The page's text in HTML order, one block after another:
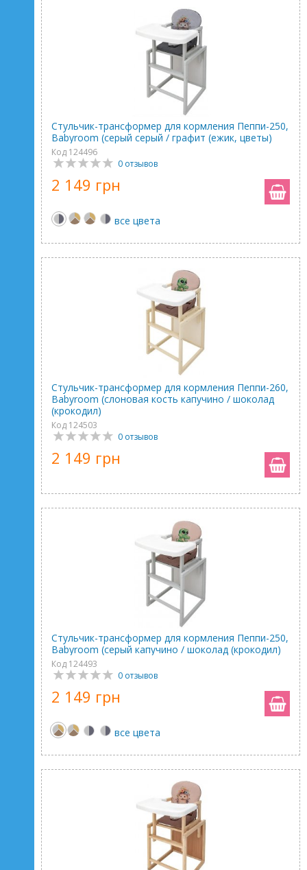
Стульчик-трансформер для кормления Пеппи-250,
Babyroom (серый серый / графит (ежик, цветы)
Код 124496
0 отзывов
2 149 грн
все цвета
Стульчик-трансформер для кормления Пеппи-260,
Babyroom (слоновая кость капучино / шоколад
(крокодил)
Код 124503
0 отзывов
2 149 грн
Стульчик-трансформер для кормления Пеппи-250,
Babyroom (серый капучино / шоколад (крокодил)
Код 124493
0 отзывов
2 149 грн
все цвета